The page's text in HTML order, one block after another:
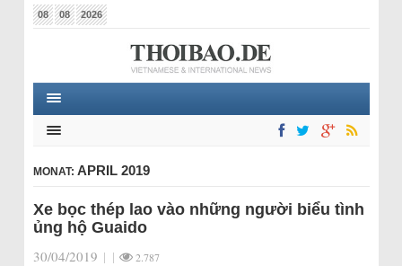
08 08 2026
MONAT: APRIL 2019
Xe bọc thép lao vào những người biểu tình
ủng hộ Guaido
30/04/2019 | | 2.787